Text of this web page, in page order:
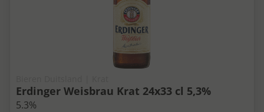
Erdinger Weisbrau Krat 24x33 cl 5,3%
5.3%